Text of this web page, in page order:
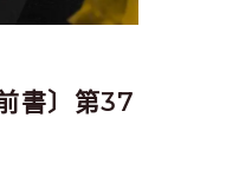
書〕第37